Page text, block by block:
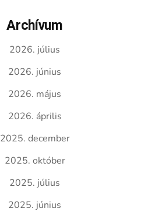
Archívum
2026. július
2026. június
2026. május
2026. április
2025. december
2025. október
2025. július
2025. június